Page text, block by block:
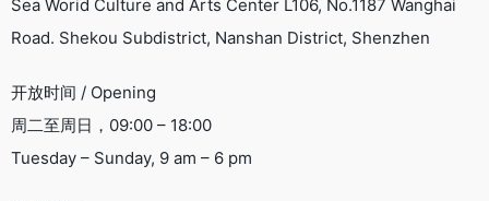
Sea Worid Culture and Arts Center L106, No.1187 Wanghai
Road. Shekou Subdistrict, Nanshan District, Shenzhen
开放时间 / Opening
周二至周日，09:00 – 18:00
Tuesday – Sunday, 9 am – 6 pm